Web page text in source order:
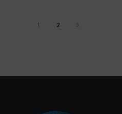
1 2 3